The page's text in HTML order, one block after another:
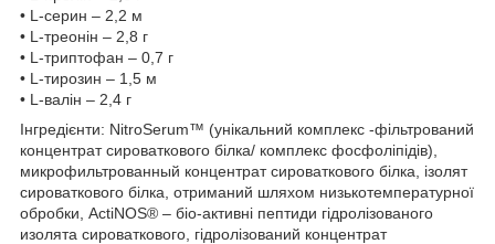
• L-серин – 2,2 м
• L-треонін – 2,8 г
• L-триптофан – 0,7 г
• L-тирозин – 1,5 м
• L-валін – 2,4 г
Інгредієнти: NitroSerum™ (унікальний комплекс -фільтрований
концентрат сироваткового білка/ комплекс фосфоліпідів),
микрофильтрованный концентрат сироваткового білка, ізолят
сироваткового білка, отриманий шляхом низькотемпературної
обробки, ActiNOS® – біо-активні пептиди гідролізованого
изолята сироваткового, гідролізований концентрат